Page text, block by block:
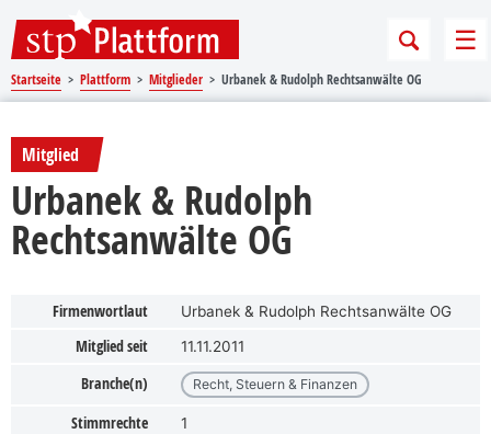
Startseite Plattform Mitglieder Urbanek & Rudolph Rechtsanwälte OG
Mitglied
Urbanek & Rudolph
Rechtsanwälte OG
Firmenwortlaut Urbanek & Rudolph Rechtsanwälte OG
Mitglied seit 11.11.2011
Branche(n) Recht, Steuern & Finanzen
Stimmrechte 1